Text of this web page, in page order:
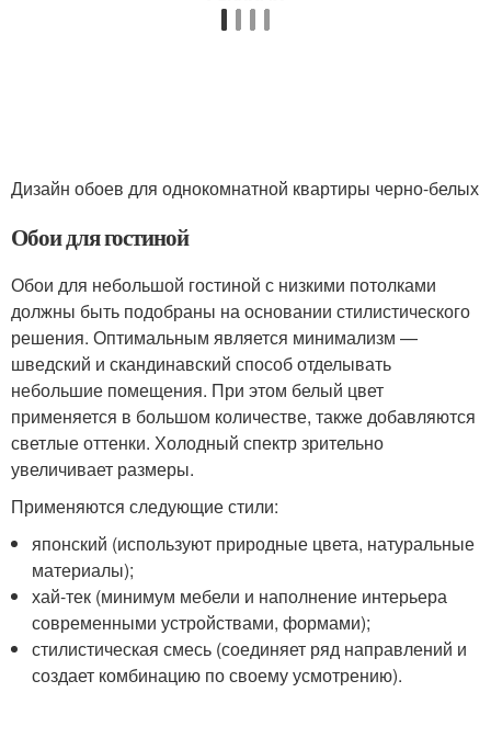
Дизайн обоев для однокомнатной квартиры черно-белых
Обои для гостиной
Обои для небольшой гостиной с низкими потолками
должны быть подобраны на основании стилистического
решения. Оптимальным является минимализм —
шведский и скандинавский способ отделывать
небольшие помещения. При этом белый цвет
применяется в большом количестве, также добавляются
светлые оттенки. Холодный спектр зрительно
увеличивает размеры.
Применяются следующие стили:
японский (используют природные цвета, натуральные
материалы);
хай-тек (минимум мебели и наполнение интерьера
современными устройствами, формами);
стилистическая смесь (соединяет ряд направлений и
создает комбинацию по своему усмотрению).